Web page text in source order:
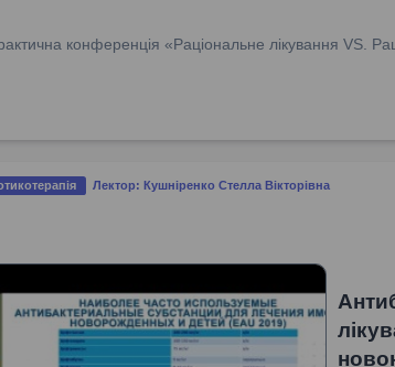
конференція «Раціональне лікування VS.
Лектор: Кушніренко Стелла Вікторівна